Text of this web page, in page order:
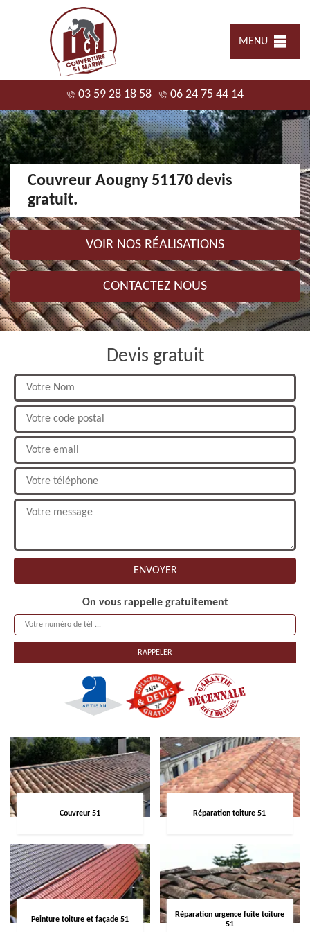
MENU
03 59 28 18 58 06 24 75 44 14
Couvreur Aougny 51170 devis
gratuit.
VOIR NOS RÉALISATIONS
CONTACTEZ NOUS
Devis gratuit
On vous rappelle gratuitement
Couvreur 51 Réparation toiture 51
Peinture toiture et façade 51
Réparation urgence fuite toiture
51